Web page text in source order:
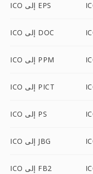
ICO إلى EPS
ICO إلى DOC
ICO إلى PPM
ICO إلى PICT
ICO إلى PS
ICO إلى JBG
ICO إلى FB2